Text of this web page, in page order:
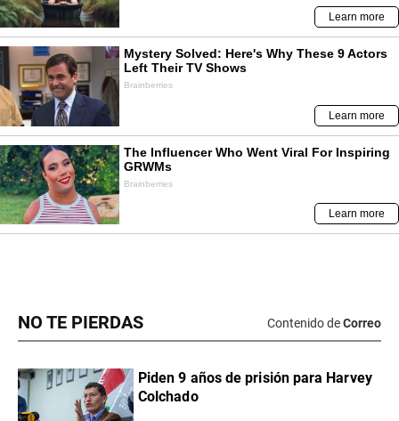
NO TE PIERDAS Contenido deCorreo
Piden 9 años de prisión para Harvey
Colchado